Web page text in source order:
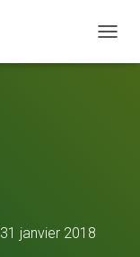
31 janvier 2018